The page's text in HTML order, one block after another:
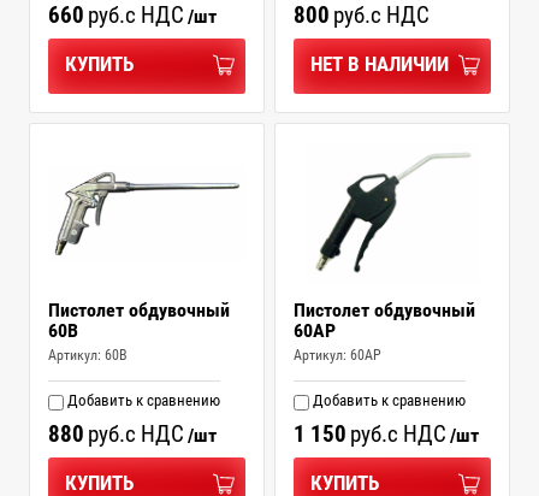
660 руб.с НДС /шт
КУПИТЬ
800 руб.с НДС
НЕТ В НАЛИЧИИ
Пистолет обдувочный
60B
Артикул: 60B
Добавить к сравнению
880 руб.с НДС /шт
КУПИТЬ
Пистолет обдувочный
60AP
Артикул: 60AP
Добавить к сравнению
1 150 руб.с НДС /шт
КУПИТЬ